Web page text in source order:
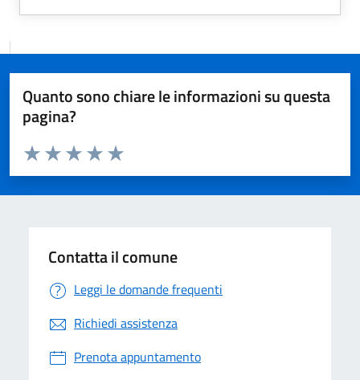
Quanto sono chiare le informazioni su questa
pagina?
Valuta da 1 a 5 stelle la pagina
Valuta 5 stelle su 5
Valuta 4 stelle su 5
Valuta 3 stelle su 5
Valuta 2 stelle su 5
Valuta 1 stelle su 5
Contatta il comune
Leggi le domande frequenti
Richiedi assistenza
Prenota appuntamento